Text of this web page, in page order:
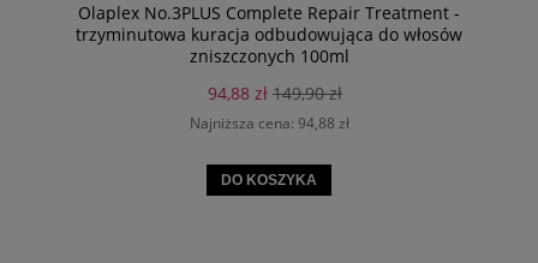
Olaplex No.3PLUS Complete Repair Treatment -
trzyminutowa kuracja odbudowująca do włosów
zniszczonych 100ml
94,88 zł 149,90 zł
Najniższa cena: 94,88 zł
DO KOSZYKA